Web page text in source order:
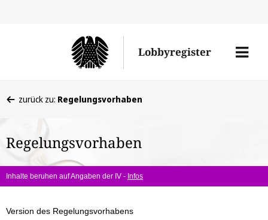
Lobbyregister
Menü
befinden
hier:
zurück zu: Regelungsvorhaben
Regelungsvorhaben
Inhalte beruhen auf Angaben der IV - Infos
Version des Regelungsvorhabens